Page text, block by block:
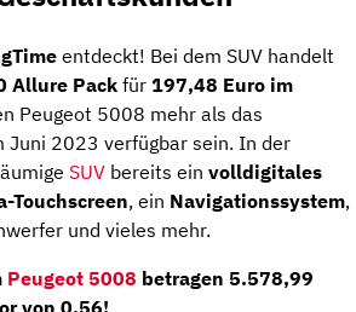
entdeckt! Bei dem SUV handelt
Allure Pack für 197,48 Euro im
Peugeot 5008 mehr als das
Juni 2023 verfügbar sein. In der
SUV bereits ein volldigitales
Touchscreen, ein Navigationssystem,
und vieles mehr.
Peugeot 5008 betragen 5.578,99